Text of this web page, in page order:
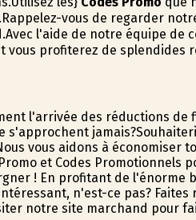
vous de regarder
l'aide de notre équipe de
profiterez de splendides
l'arrivée des réductions de
vous aidons à économiser
et Codes Promotionnels
! En profitant de l'énorme
n'est-ce pas? Faites
notre site marchand pour